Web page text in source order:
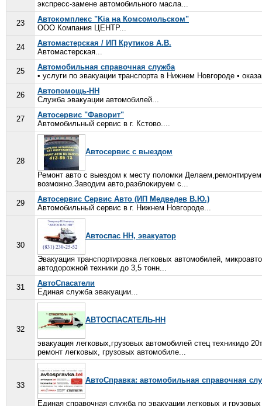
экспресс-замене автомобильного масла...
23
Автокомплекс "Kia на Комсомольском"
ООО Компания ЦЕНТР...
24
Автомастерская / ИП Крутиков А.В.
Автомастерская...
25
Автомобильная справочная служба
• услуги по эвакуации транспорта в Нижнем Новгороде •
26
Автопомощь-НН
Служба эвакуации автомобилей...
27
Автосервис "Фаворит"
Автомобильный сервис в г. Кстово....
28
Автосервис с выездом
Ремонт авто с выездом к месту поломки
возможно.Заводим авто,разблокируем с...
29
Автосервис Сервис Авто (ИП Медведев В.Ю.)
Автомобильный сервис в г. Нижнем Новгороде...
30
Автоспас НН, эвакуатор
Эвакуация транспортировка легковых автомобилей,
автодорожной техники до 3,5 тонн...
31
АвтоСпасатели
Единая служба эвакуации...
32
АВТОСПАСАТЕЛЬ-НН
эвакуация легковых,грузовых автомобилей стец техникидо
ремонт легковых, грузовых автомобиле...
33
АвтоСправка: автомобильная справочная
Единая справочная служба по эвакуации легковых и